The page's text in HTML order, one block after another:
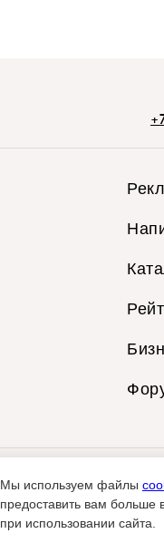
Мы используем файлы
предоставить вам больше
при использовании сайта.